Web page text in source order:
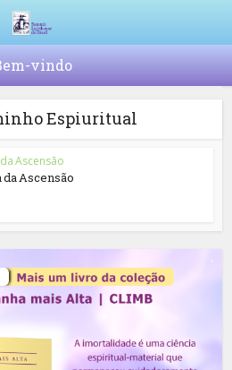
vindo
Espiuritual
Ascensão
da Ascensão